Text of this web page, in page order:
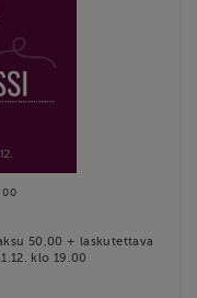
50,00 + laskutettava
klo 19.00